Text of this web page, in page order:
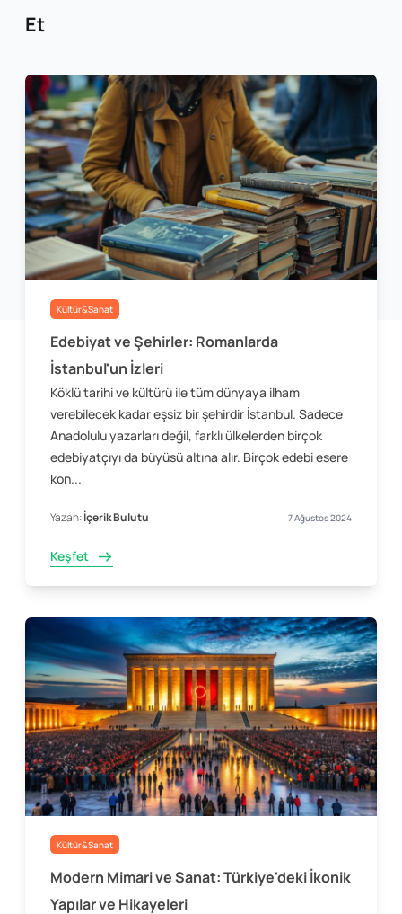
Et
Kültür&Sanat
Edebiyat ve Şehirler: Romanlarda
İstanbul'un İzleri
Köklü tarihi ve kültürü ile tüm dünyaya ilham
verebilecek kadar eşsiz bir şehirdir İstanbul. Sadece
Anadolulu yazarları değil, farklı ülkelerden birçok
edebiyatçıyı da büyüsü altına alır. Birçok edebi esere
kon...
Yazan:İçerik Bulutu 7 Ağustos 2024
Keşfet
Kültür&Sanat
Modern Mimari ve Sanat: Türkiye'deki İkonik
Yapılar ve Hikayeleri